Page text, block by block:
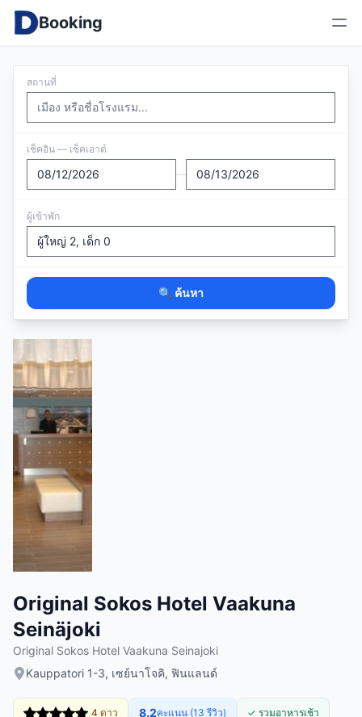
Booking
สถานที่
เช็คอิน — เช็คเอาต์
—
ผู้เข้าพัก
🔍 ค้นหา
Original Sokos Hotel Vaakuna
Seinäjoki
Original Sokos Hotel Vaakuna Seinajoki
Kauppatori 1-3, เซย์นาโจคิ, ฟินแลนด์
4 ดาว 8.2คะแนน (13 รีวิว) ✓ รวมอาหารเช้า